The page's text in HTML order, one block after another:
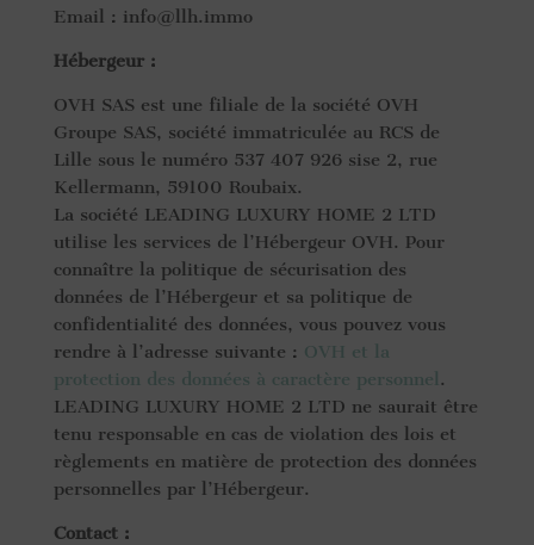
Email : info@llh.immo
Hébergeur :
OVH SAS est une filiale de la société OVH
Groupe SAS, société immatriculée au RCS de
Lille sous le numéro 537 407 926 sise 2, rue
Kellermann, 59100 Roubaix.
La société LEADING LUXURY HOME 2 LTD
utilise les services de l’Hébergeur OVH. Pour
connaître la politique de sécurisation des
données de l’Hébergeur et sa politique de
confidentialité des données, vous pouvez vous
rendre à l’adresse suivante : OVH et la
protection des données à caractère personnel .
LEADING LUXURY HOME 2 LTD ne saurait être
tenu responsable en cas de violation des lois et
règlements en matière de protection des données
personnelles par l’Hébergeur.
Contact :